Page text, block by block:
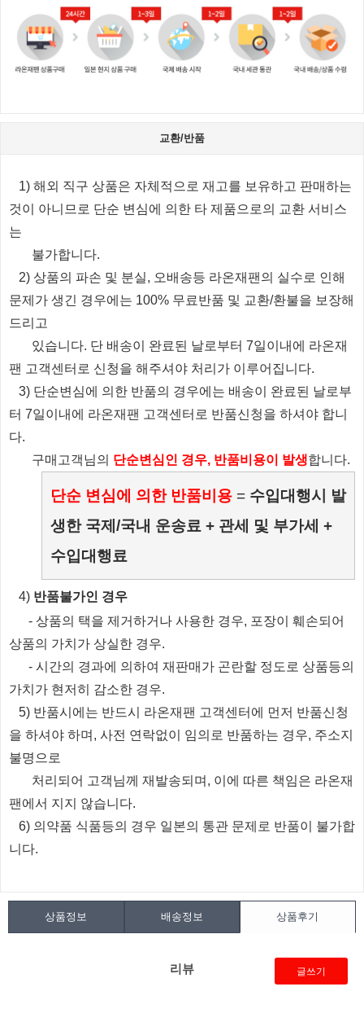
교환/반품
1) 해외 직구 상품은 자체적으로 재고를 보유하고 판매하는
것이 아니므로 단순 변심에 의한 타 제품으로의 교환 서비스
는
불가합니다.
2) 상품의 파손 및 분실, 오배송등 라온재팬의 실수로 인해
문제가 생긴 경우에는 100% 무료반품 및 교환/환불을 보장해
드리고
있습니다. 단 배송이 완료된 날로부터 7일이내에 라온재
팬 고객센터로 신청을 해주셔야 처리가 이루어집니다.
3) 단순변심에 의한 반품의 경우에는 배송이 완료된 날로부
터 7일이내에 라온재팬 고객센터로 반품신청을 하셔야 합니
다.
​ 구매고객님의 단순변심인 경우, 반품비용이 발생합니다.
단순 변심에 의한 반품비용 = 수입대행시 발
생한 국제/국내 운송료 + 관세 및 부가세 +
수입대행료
​4) 반품불가인 경우
- 상품의 택을 제거하거나 사용한 경우, 포장이 훼손되어
상품의 가치가 상실한 경우.
- 시간의 경과에 의하여 재판매가 곤란할 정도로 상품등의
가치가 현저히 감소한 경우.
5) 반품시에는 반드시 라온재팬 고객센터에 먼저 반품신청
을 하셔야 하며, 사전 연락없이 임의로 반품하는 경우, 주소지
불명으로
처리되 어 고객님께 재발송되며, 이에 따른 책임은 라온재
팬에서 지지 않습니다.
6) 의약품 식품등의 경우 일본의 통관 문제로 반품이 불가합
니다.
상품정보 배송정보 상품후기
리뷰 글쓰기